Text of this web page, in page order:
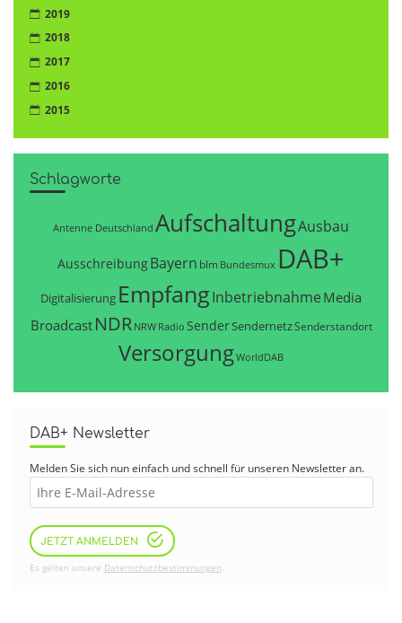
2019
2018
2017
2016
2015
Schlagworte
Antenne Deutschland AufschaltungAusbau
AusschreibungBayern blm Bundesmux DAB+
Digitalisierung EmpfangInbetriebnahme Media
Broadcast NDR NRW Radio SenderSendernetzSenderstandort
VersorgungWorldDAB
DAB+ Newsletter
Melden Sie sich nun einfach und schnell für unseren Newsletter an.
JETZT ANMELDEN
Es gelten unsere Datenschutzbestimmungen.